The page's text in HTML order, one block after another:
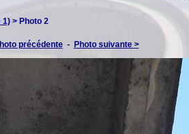
1) > Photo 2
précédente- Photo suivante >